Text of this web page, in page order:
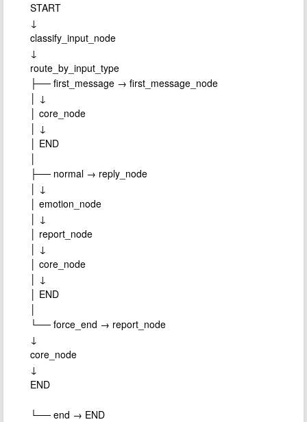
START
↓
classify_input_node
↓
route_by_input_type
├── first_message → first_message_node
│ ↓
│ core_node
│ ↓
│ END
├── normal → reply_node
│ ↓
│ emotion_node
│ ↓
│ report_node
│ ↓
│ core_node
│ ↓
│ END
└── force_end → report_node
↓
core_node
↓
END
└── end → END